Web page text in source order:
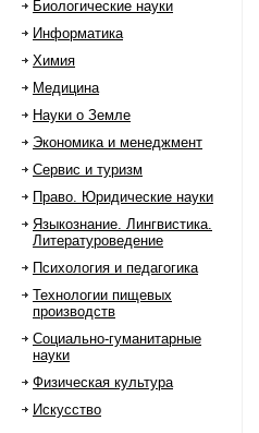
Биологические науки
Информатика
Химия
Медицина
Науки о Земле
Экономика и менеджмент
Сервис и туризм
Право. Юридические науки
Языкознание. Лингвистика.
Литературоведение
Психология и педагогика
Технологии пищевых
производств
Социально-гуманитарные
науки
Физическая культура
Искусство